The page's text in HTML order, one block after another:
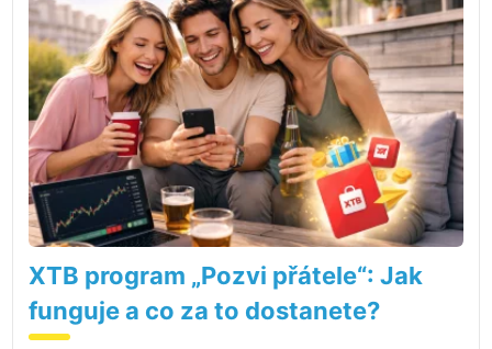
XTB program „Pozvi přátele“: Jak
funguje a co za to dostanete?